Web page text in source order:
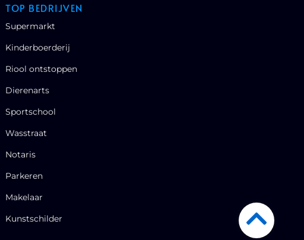
TOP BEDRIJVEN
Supermarkt
Kinderboerderij
Riool ontstoppen
Dierenarts
Sportschool
Wasstraat
Notaris
Parkeren
Makelaar
Kunstschilder